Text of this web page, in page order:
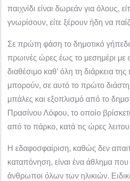
παιχνίδι είναι δωρεάν για όλους,
γνωρίσουν, είτε ξέρουν ήδη να
Σε πρώτη φάση το δημοτικό γήπεδο
πρωινές ώρες έως το μεσημέρι με
διαθέσιμο καθ’ όλη τη διάρκεια
μπορούν, σε αυτό το πρώτο
μπάλες και εξοπλισμό από το
Πρασίνου Λόφου, το οποίο
από το πάρκο, κατά τις ώρες
Η εδαφοσφαίριση, καθώς δεν
καταπόνηση, είναι ένα άθλημα
άνθρωποι όλων των ηλικιών.